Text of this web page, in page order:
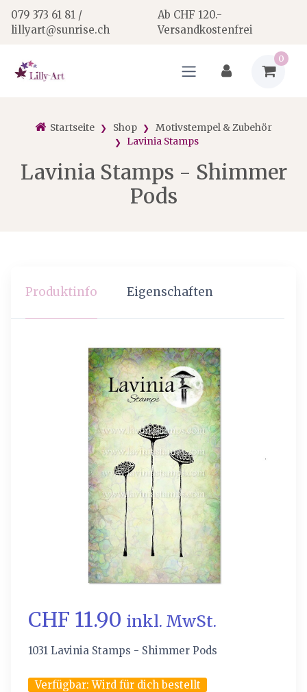
079 373 61 81 /
lillyart@sunrise.ch
Ab CHF 120.-
Versandkostenfrei
0
Startseite Shop
Motivstempel & Zubehör
Lavinia Stamps
Lavinia Stamps - Shimmer
Pods
Produktinfo Eigenschaften
CHF 11.90 inkl. MwSt.
1031 Lavinia Stamps - Shimmer Pods
Verfügbar:Wird für dich bestellt